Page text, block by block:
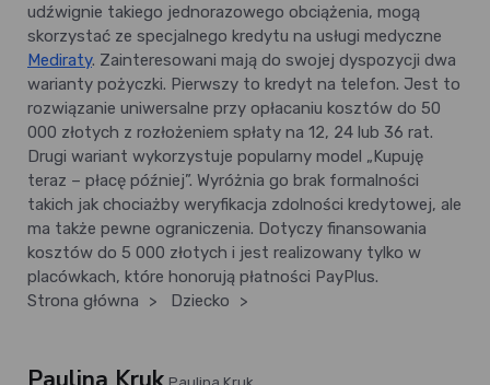
udźwignie takiego jednorazowego obciążenia, mogą
skorzystać ze specjalnego kredytu na usługi medyczne
Mediraty. Zainteresowani mają do swojej dyspozycji dwa
warianty pożyczki. Pierwszy to kredyt na telefon. Jest to
rozwiązanie uniwersalne przy opłacaniu kosztów do 50
000 złotych z rozłożeniem spłaty na 12, 24 lub 36 rat.
Drugi wariant wykorzystuje popularny model „Kupuję
teraz – płacę później”. Wyróżnia go brak formalności
takich jak chociażby weryfikacja zdolności kredytowej, ale
ma także pewne ograniczenia. Dotyczy finansowania
kosztów do 5 000 złotych i jest realizowany tylko w
placówkach, które honorują płatności PayPlus.
Strona główna
> Dziecko >